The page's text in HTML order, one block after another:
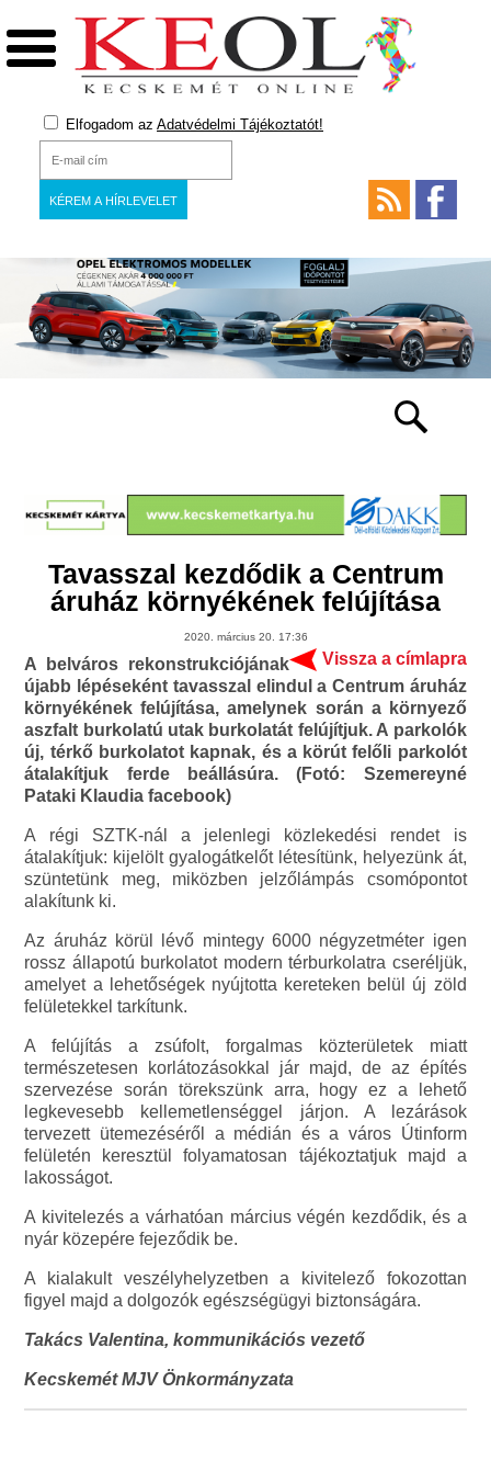
Elfogadom az Adatvédelmi Tájékoztatót!
Tavasszal kezdődik a Centrum
áruház környékének felújítása
2020. március 20. 17:36
Vissza a címlapra
A belváros rekonstrukciójának
újabb lépéseként tavasszal elindul a Centrum áruház
környékének felújítása, amelynek során a környező
aszfalt burkolatú utak burkolatát felújítjuk. A parkolók
új, térkő burkolatot kapnak, és a körút felőli parkolót
átalakítjuk ferde beállásúra. (Fotó: Szemereyné
Pataki Klaudia facebook)
A régi SZTK-nál a jelenlegi közlekedési rendet is
átalakítjuk: kijelölt gyalogátkelőt létesítünk, helyezünk át,
szüntetünk meg, miközben jelzőlámpás csomópontot
alakítunk ki.
Az áruház körül lévő mintegy 6000 négyzetméter igen
rossz állapotú burkolatot modern térburkolatra cseréljük,
amelyet a lehetőségek nyújtotta kereteken belül új zöld
felületekkel tarkítunk.
A felújítás a zsúfolt, forgalmas közterületek miatt
természetesen korlátozásokkal jár majd, de az építés
szervezése során törekszünk arra, hogy ez a lehető
legkevesebb kellemetlenséggel járjon. A lezárások
tervezett ütemezéséről a médián és a város Útinform
felületén keresztül folyamatosan tájékoztatjuk majd a
lakosságot.
A kivitelezés a várhatóan március végén kezdődik, és a
nyár közepére fejeződik be.
A kialakult veszélyhelyzetben a kivitelező fokozottan
figyel majd a dolgozók egészségügyi biztonságára.
Takács Valentina, kommunikációs vezető
Kecskemét MJV Önkormányzata